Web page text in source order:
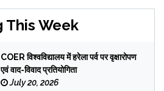
This Week
COER विश्वविद्यालय में हरेला पर्व पर वृक्षारोपण
एवं वाद-विवाद प्रतियोगिता
July 20, 2026